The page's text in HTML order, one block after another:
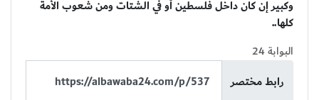
وكبير إن كان داخل فلسطين أو في الشتات ومن شعوب الأمة
كلها..
البوابة 24
رابط مختصر